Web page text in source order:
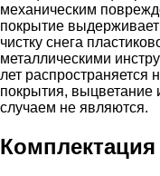
механическим
покрытие выдерживает
чистку снега
металлическими
лет распространяется
покрытия,
случаем не являются.